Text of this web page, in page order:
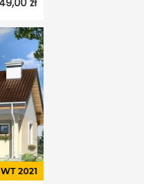
20 dni
garażu
Tak